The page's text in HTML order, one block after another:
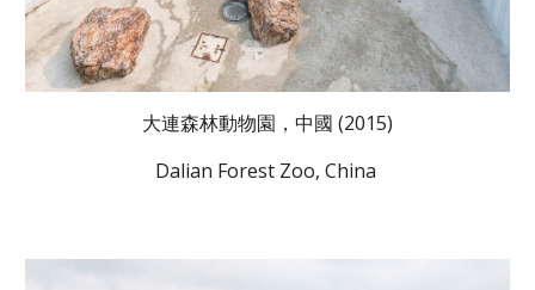
大連森林動物園，中國 (2015)
Dalian Forest Zoo, China